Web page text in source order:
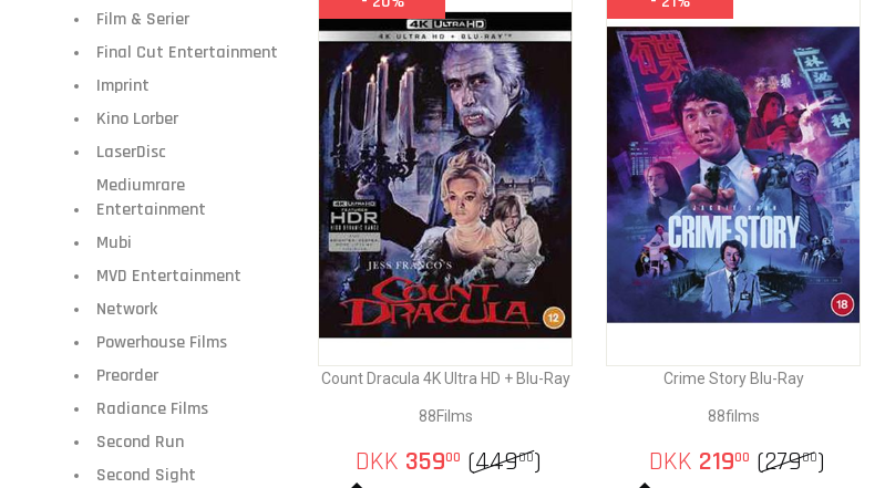
Film & Serier
Final Cut Entertainment
Imprint
Kino Lorber
LaserDisc
Mediumrare
Entertainment
Mubi
MVD Entertainment
Network
Powerhouse Films
Preorder
Radiance Films
Second Run
Second Sight
Count Dracula 4K Ultra HD + Blu-Ray
88Films
DKK 35900 (44900)
Crime Story Blu-Ray
88films
DKK 21900 (27900)